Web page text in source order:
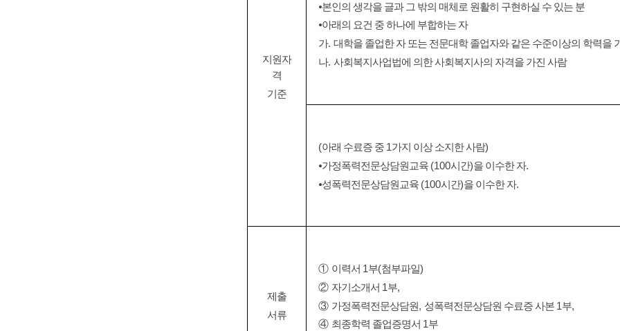
지원자
격
기준
⦁본인의 생각을 글과 그 밖의 매체로 원활히 구현하실 수 있는 분
⦁아래의 요건 중 하나에 부합하는 자
가. 대학을 졸업한 자 또는 전문대학 졸업자와 같은 수준이상의 학력을
나. 사회복지사업법에 의한 사회복지사의 자격을 가진 사람
(아래 수료증 중 1가지 이상 소지한 사람)
⦁가정폭력전문상담원교육 (100시간)을 이수한 자.
⦁성폭력전문상담원교육 (100시간)을 이수한 자.
제출
서류
① 이력서 1부(첨부파일)
② 자기소개서 1부,
③ 가정폭력전문상담원, 성폭력전문상담원 수료증 사본 1부,
④ 최종학력 졸업증명서 1부